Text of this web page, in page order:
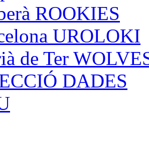
ROOKIES
UROLOKI
de Ter
DADES